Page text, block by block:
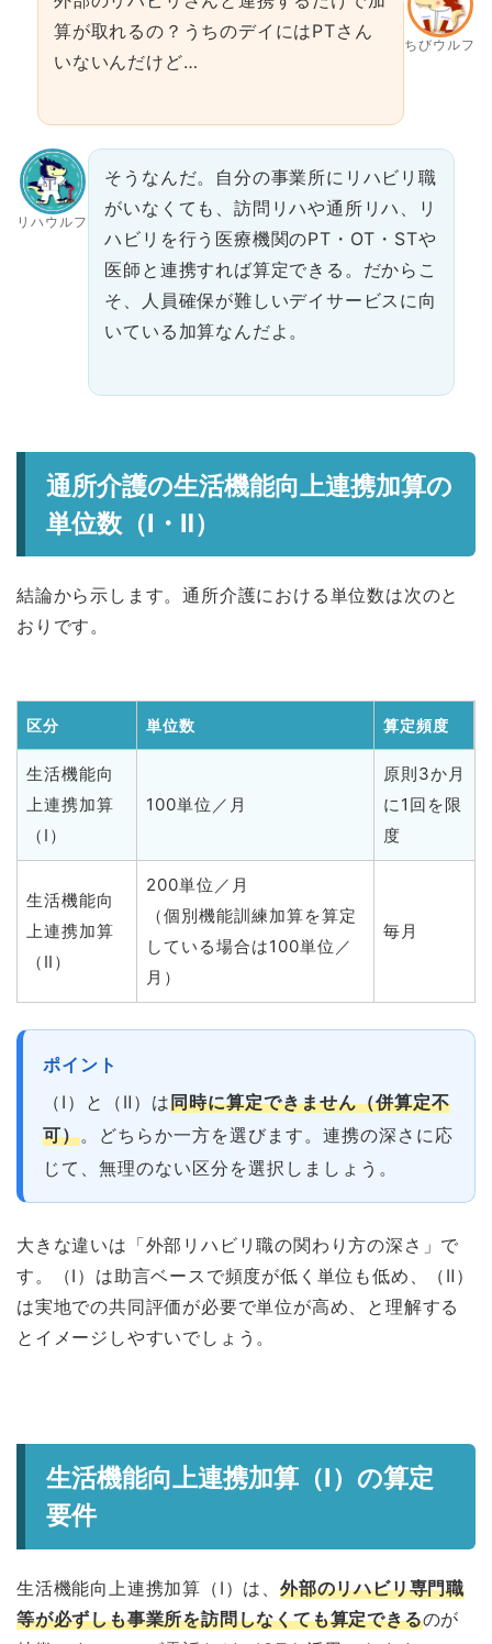
ちびウルフ
算が取れるの？うちのデイにはPTさん
いないんだけど…
リハウルフ
そうなんだ。自分の事業所にリハビリ職
がいなくても、訪問リハや通所リハ、リ
ハビリを行う医療機関のPT・OT・STや
医師と連携すれば算定できる。だからこ
そ、人員確保が難しいデイサービスに向
いている加算なんだよ。
通所介護の生活機能向上連携加算の
単位数（Ⅰ・Ⅱ）
結論から示します。通所介護における単位数は次のと
おりです。
区分 単位数 算定頻度
生活機能向
上連携加算
（Ⅰ）
100単位／月
原則3か月
に1回を限
度
生活機能向
上連携加算
（Ⅱ）
200単位／月
（個別機能訓練加算を算定
している場合は100単位／
月）
毎月
ポイント
（Ⅰ）と（Ⅱ）は同時に算定できません（併算定不
可）。どちらか一方を選びます。連携の深さに応
じて、無理のない区分を選択しましょう。
大きな違いは「外部リハビリ職の関わり方の深さ」で
す。（Ⅰ）は助言ベースで頻度が低く単位も低め、（Ⅱ）
は実地での共同評価が必要で単位が高め、と理解する
とイメージしやすいでしょう。
生活機能向上連携加算（Ⅰ）の算定
要件
生活機能向上連携加算（Ⅰ）は、 外部のリハビリ専門職
等が必ずしも事業所を訪問しなくても算定できるのが